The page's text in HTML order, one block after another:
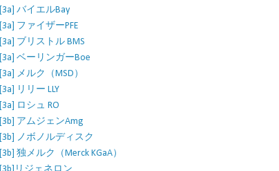
[3a] バイエルBay
[3a] ファイザーPFE
[3a] ブリストル BMS
[3a] ベーリンガーBoe
[3a] メルク（MSD）
[3a] リリー LLY
[3a] ロシュ RO
[3b] アムジェンAmg
[3b] ノボノルディスク
[3b] 独メルク（Merck KGaA）
[3b]リジェネロン